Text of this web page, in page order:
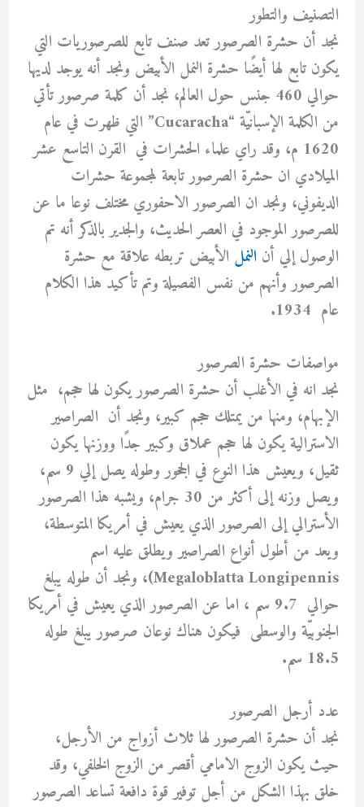
التصنيف والتطور
نجد أن حشرة الصرصور تعد صنف تابع للصرصوريات التي
يكون تابع لها أيضًا حشرة النمل الأبيض ونجد أنه يوجد لديها
حوالي 460 جنس حول العالم، نجد أن كلمة صرصور تأتي
من الكلمة الإسبانيّة “Cucaracha” التي ظهرت في عام
1620 م، وقد راي علماء الحشرات في القرن التاسع عشر
الميلادي ان حشرة الصرصور تابعة لمجموعة حشرات
الديفوني، ونجد ان الصرصور الاحفوري مختلف نوعا ما عن
للصرصور الموجود في العصر الحديث، والجدير بالذكر أنه تم
الوصول إلي أن النمل الأبيض تربطه علاقة مع حشرة
الصرصور وأنهم من نفس الفصيلة وتم تأكيد هذا الكلام
عام 1934.
مواصفات حشرة الصرصور
نجد انه في الأغلب أن حشرة الصرصور يكون لها حجم، مثل
الإبهام، ومنها من يمتلك حجم كبير، ونجد أن الصراصير
الاسترالية يكون لها حجم عملاق وكبير جدًا ووزنها يكون
ثقيل، ويعيش هذا النوع في الجحور وطوله يصل إلي 9 سم،
ويصل وزنه إلى أكثر من 30 جرام، ويشبه هذا الصرصور
الأسترالي إلى الصرصور الذي يعيش في أمريكا المتوسطة،
ويعد من أطول أنواع الصراصير ويطلق عليه اسم
Megaloblatta Longipennis)، ونجد أن طوله يبلغ
حوالي 9.7 سم ، اما عن الصرصور الذي يعيش في أمريكا
الجنوبيّة والوسطى فيكون هناك نوعان صرصور يبلغ طوله
18.5 سم.
عدد أرجل الصرصور
نجد أن حشرة الصرصور لها ثلاث أزواج من الأرجل،
حيث يكون الزوج الامامي أقصر من الزوج الخلفي، وقد
خلق بهذا الشكل من أجل توفير قوة دافعة تساعد الصرصور